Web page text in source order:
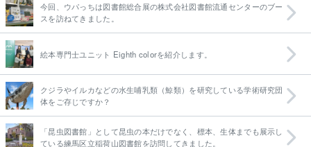
今回、ウパっちは図書館総合展の株式会社図書館流通センターのブー
スを訪ねてきました。
絵本専門士ユニット Eighth colorを紹介します。
クジラやイルカなどの水生哺乳類（鯨類）を研究している学術研究団
体をご存じですか？
「昆虫図書館」として昆虫の本だけでなく、標本、生体までも展示し
ている練馬区立稲荷山図書館を訪問してきました。